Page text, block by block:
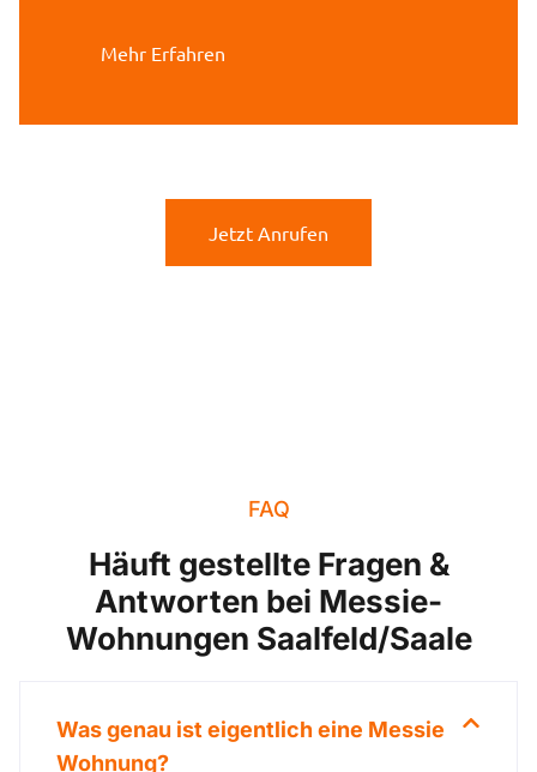
Mehr Erfahren
Jetzt Anrufen
FAQ
Häuft gestellte Fragen &
Antworten bei Messie-
Wohnungen Saalfeld/Saale
Was genau ist eigentlich eine Messie
Wohnung?